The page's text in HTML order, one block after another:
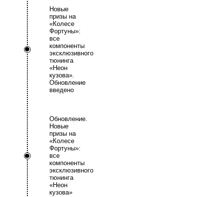
Новые
призы на
«Колесе
Фортуны»:
все
компоненты
эксклюзивного
тюнинга
«Неон
кузова».
Обновление
введено
Обновление.
Новые
призы на
«Колесе
Фортуны»:
все
компоненты
эксклюзивного
тюнинга
«Неон
кузова»